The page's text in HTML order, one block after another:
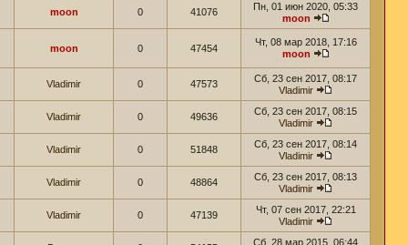
moon 0 41076
Пн, 01 июн 2020, 05:33
moon
moon 0 47454
Чт, 08 мар 2018, 17:16
moon
Vladimir 0 47573
Сб, 23 сен 2017, 08:17
Vladimir
Vladimir 0 49636
Сб, 23 сен 2017, 08:15
Vladimir
Vladimir 0 51848
Сб, 23 сен 2017, 08:14
Vladimir
Vladimir 0 48864
Сб, 23 сен 2017, 08:13
Vladimir
Vladimir 0 47139
Чт, 07 сен 2017, 22:21
Vladimir
Сб, 28 мар 2015, 06:44